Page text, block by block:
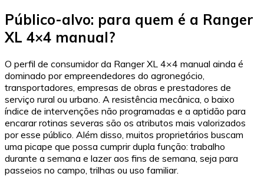
Público-alvo: para quem é a Ranger
XL 4×4 manual?
O perfil de consumidor da Ranger XL 4×4 manual ainda é
dominado por empreendedores do agronegócio,
transportadores, empresas de obras e prestadores de
serviço rural ou urbano. A resistência mecânica, o baixo
índice de intervenções não programadas e a aptidão para
encarar rotinas severas são os atributos mais valorizados
por esse público. Além disso, muitos proprietários buscam
uma picape que possa cumprir dupla função: trabalho
durante a semana e lazer aos fins de semana, seja para
passeios no campo, trilhas ou uso familiar.